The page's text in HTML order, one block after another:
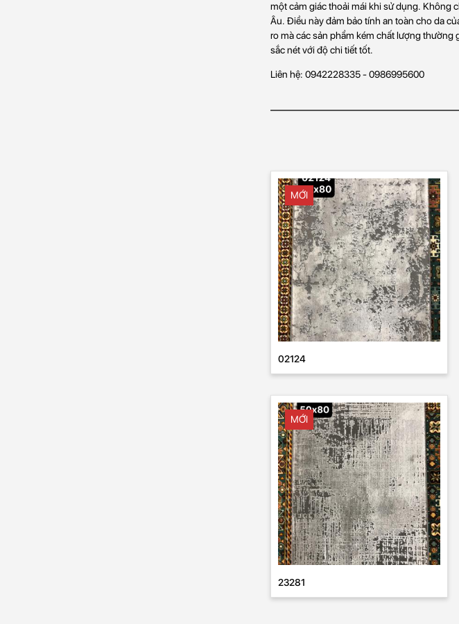
một cảm giác thoải mái khi sử dụng. Không
Âu. Điều này đảm bảo tính an toàn cho da
ro mà các sản phẩm kém chất lượng thường
sắc nét với độ chi tiết tốt.
Liên hệ: 0942228335 - 0986995600
MỚI
02124
MỚI
23281